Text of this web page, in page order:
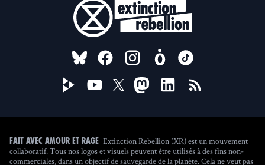
FOLLOW US ON
Fait avec amour et rage Extinction Rebellion (XR) est un mouvement
collaboratif. Tous nos logos et visuels peuvent être utilisés à des fins non-
commerciales, dans un objectif de sauvegarde de la planète. Cela ne veut pas